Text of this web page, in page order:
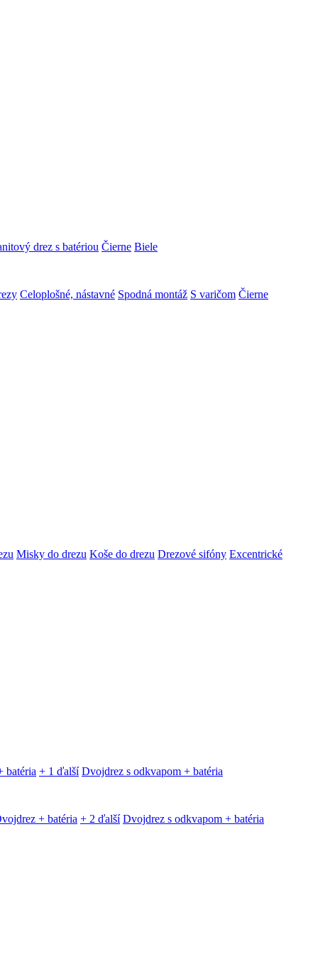
drez s batériou Čierne Biele
Celoplošné, nástavné Spodná montáž S varičom Čierne
Misky do drezu Koše do drezu Drezové sifóny Excentrické
batéria + 1 ďalší Dvojdrez s odkvapom + batéria
+ batéria + 2 ďalší Dvojdrez s odkvapom + batéria